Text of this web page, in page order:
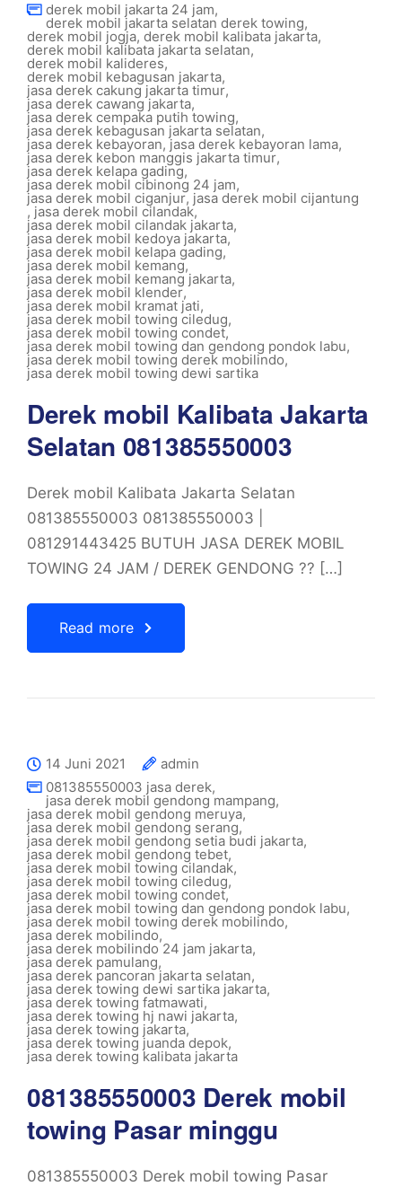
derek mobil jakarta 24 jam,
derek mobil jakarta selatan derek towing,
derek mobil jogja, derek mobil kalibata jakarta,
derek mobil kalibata jakarta selatan,
derek mobil kalideres,
derek mobil kebagusan jakarta,
jasa derek cakung jakarta timur,
jasa derek cawang jakarta,
jasa derek cempaka putih towing,
jasa derek kebagusan jakarta selatan,
jasa derek kebayoran,jasa derek kebayoran lama,
jasa derek kebon manggis jakarta timur,
jasa derek kelapa gading,
jasa derek mobil cibinong 24 jam,
jasa derek mobil ciganjur, jasa derek mobil cijantung
, jasa derek mobil cilandak,
jasa derek mobil cilandak jakarta,
jasa derek mobil kedoya jakarta,
jasa derek mobil kelapa gading,
jasa derek mobil kemang,
jasa derek mobil kemang jakarta,
jasa derek mobil klender,
jasa derek mobil kramat jati,
jasa derek mobil towing ciledug,
jasa derek mobil towing condet,
jasa derek mobil towing dan gendong pondok labu,
jasa derek mobil towing derek mobilindo,
jasa derek mobil towing dewi sartika
Derek mobil Kalibata Jakarta
Selatan 081385550003
Derek mobil Kalibata Jakarta Selatan
081385550003 081385550003 |
081291443425 BUTUH JASA DEREK MOBIL
TOWING 24 JAM / DEREK GENDONG ?? […]
Read more
14 Juni 2021
admin
081385550003 jasa derek,
jasa derek mobil gendong mampang,
jasa derek mobil gendong meruya,
jasa derek mobil gendong serang,
jasa derek mobil gendong setia budi jakarta,
jasa derek mobil gendong tebet,
jasa derek mobil towing cilandak,
jasa derek mobil towing ciledug,
jasa derek mobil towing condet,
jasa derek mobil towing dan gendong pondok labu,
jasa derek mobil towing derek mobilindo,
jasa derek mobilindo,
jasa derek mobilindo 24 jam jakarta,
jasa derek pamulang,
jasa derek pancoran jakarta selatan,
jasa derek towing dewi sartika jakarta,
jasa derek towing fatmawati,
jasa derek towing hj nawi jakarta,
jasa derek towing jakarta,
jasa derek towing juanda depok,
jasa derek towing kalibata jakarta
081385550003 Derek mobil
towing Pasar minggu
081385550003 Derek mobil towing Pasar